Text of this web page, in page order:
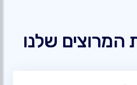
המרוצים שלנו